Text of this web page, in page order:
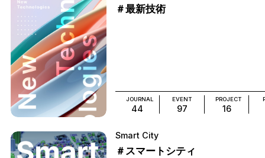
＃最新技術
JOURNAL
44
EVENT
97
PROJECT
16
Smart City
＃スマートシティ